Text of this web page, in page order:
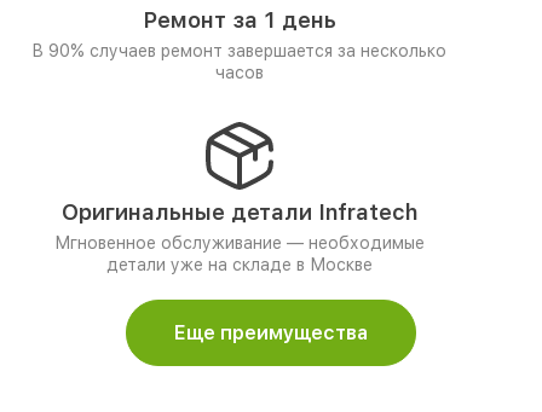
Ремонт за 1 день
В 90% случаев ремонт завершается за несколько
часов
Оригинальные детали Infratech
Мгновенное обслуживание — необходимые
детали уже на складе в Москве
Еще преимущества